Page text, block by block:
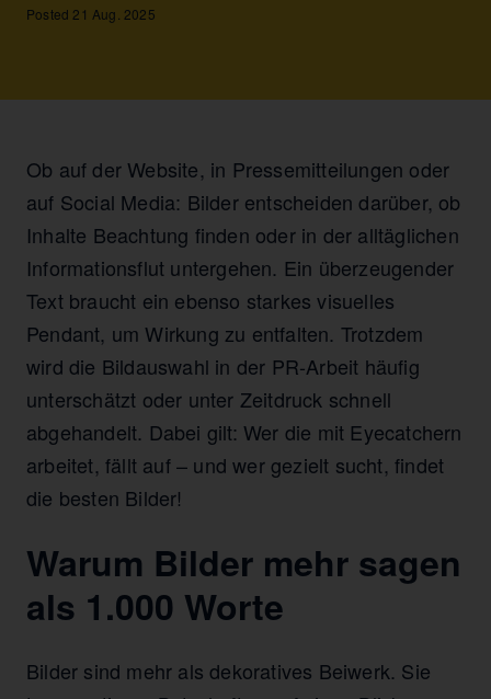
Posted 21 Aug. 2025
Ob auf der Website, in Pressemitteilungen oder
auf Social Media: Bilder entscheiden darüber, ob
Inhalte Beachtung finden oder in der alltäglichen
Informationsflut untergehen. Ein überzeugender
Text braucht ein ebenso starkes visuelles
Pendant, um Wirkung zu entfalten. Trotzdem
wird die Bildauswahl in der PR-Arbeit häufig
unterschätzt oder unter Zeitdruck schnell
abgehandelt. Dabei gilt: Wer die mit Eyecatchern
arbeitet, fällt auf – und wer gezielt sucht, findet
die besten Bilder!
Warum Bilder mehr sagen
als 1.000 Worte
Bilder sind mehr als dekoratives Beiwerk. Sie